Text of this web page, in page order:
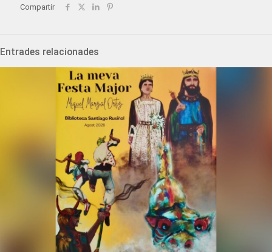
Compartir
Entrades relacionades